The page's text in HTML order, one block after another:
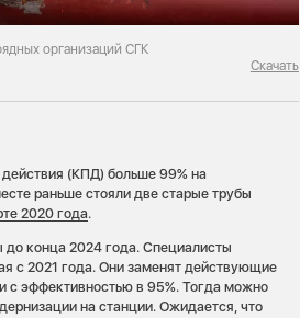
организаций СГК
Скачать
(КПД) больше 99% на
раньше стояли две старые трубы
2020 года.
конца 2024 года. Специалисты
с 2021 года. Они заменят действующие
с эффективностью в 95%. Тогда можно
на станции. Ожидается, что